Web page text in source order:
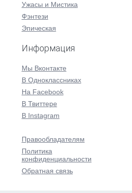
Ужасы и Мистика
Фэнтези
Эпическая
Информация
Мы Вконтакте
В Одноклассниках
На Facebook
В Твиттере
В Instagram
Правообладателям
Политика
конфиденциальности
Обратная связь